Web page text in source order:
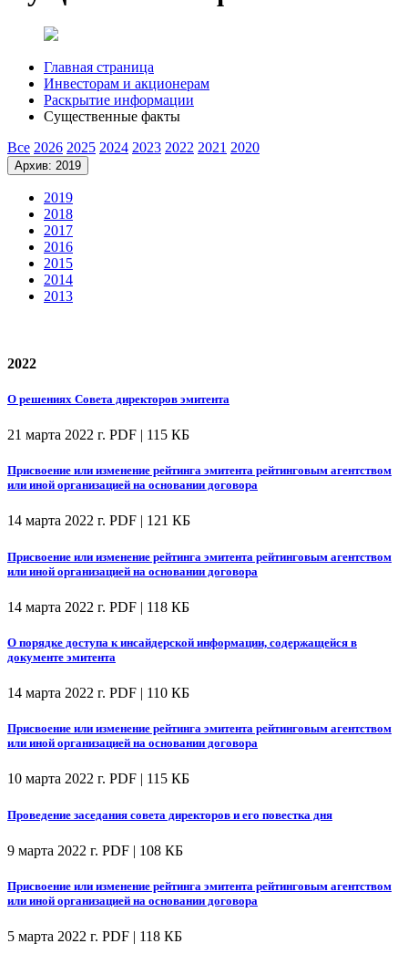
Главная страница
Инвесторам и акционерам
Раскрытие информации
Существенные факты
Все 2026 2025 2024 2023 2022 2021 2020
Архив: 2019
2019
2018
2017
2016
2015
2014
2013
2022
О решениях Совета директоров эмитента
21 марта 2022 г. PDF | 115 КБ
Присвоение или изменение рейтинга эмитента рейтинговым агентством
или иной организацией на основании договора
14 марта 2022 г. PDF | 121 КБ
Присвоение или изменение рейтинга эмитента рейтинговым агентством
или иной организацией на основании договора
14 марта 2022 г. PDF | 118 КБ
О порядке доступа к инсайдерской информации, содержащейся в
документе эмитента
14 марта 2022 г. PDF | 110 КБ
Присвоение или изменение рейтинга эмитента рейтинговым агентством
или иной организацией на основании договора
10 марта 2022 г. PDF | 115 КБ
Проведение заседания совета директоров и его повестка дня
9 марта 2022 г. PDF | 108 КБ
Присвоение или изменение рейтинга эмитента рейтинговым агентством
или иной организацией на основании договора
5 марта 2022 г. PDF | 118 КБ